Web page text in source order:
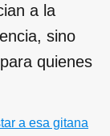
a la
sino
quienes
a esa gitana